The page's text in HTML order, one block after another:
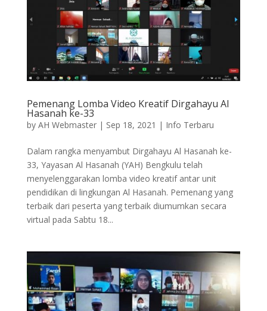
Pemenang Lomba Video Kreatif Dirgahayu Al
Hasanah ke-33
by AH Webmaster| Sep 18, 2021 | Info Terbaru
Dalam rangka menyambut Dirgahayu Al Hasanah ke-
33, Yayasan Al Hasanah (YAH) Bengkulu telah
menyelenggarakan lomba video kreatif antar unit
pendidikan di lingkungan Al Hasanah. Pemenang yang
terbaik dari peserta yang terbaik diumumkan secara
virtual pada Sabtu 18...